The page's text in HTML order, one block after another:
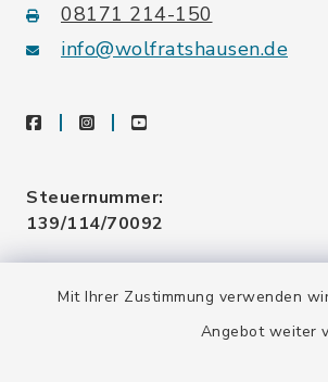
Mit Ihrer Zustimmung verwenden
Angebot weiter
08171 214-150
info@wolfratshausen.de
facebookinstagramyoutube
Steuernummer:
139/114/70092
DE128 378 377